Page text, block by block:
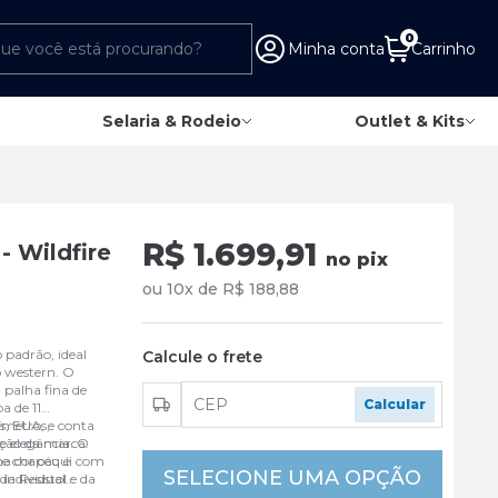
Minha conta
0
Carrinho
Selaria & Rodeio Outlet & Kits
- Wildfire
padrão, ideal
western. O
palha fina de
de 11
elegância. O
cor caqui com
Resistol e da
EUA, e conta
da marca.
chapéu é
individual
R$ 1.699,91 no pix
ou 10x de R$ 188,88
Calcule o frete
SELECIONE UMA OPÇÃO